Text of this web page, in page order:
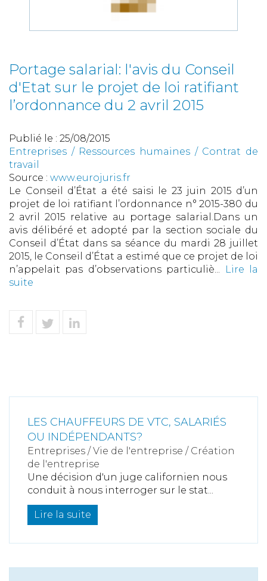
Portage salarial: l'avis du Conseil
d'Etat sur le projet de loi ratifiant
l’ordonnance du 2 avril 2015
Publié le : 25/08/2015
Entreprises / Ressources humaines / Contrat de
travail
Source : www.eurojuris.fr
Le Conseil d’État a été saisi le 23 juin 2015 d’un
projet de loi ratifiant l’ordonnance n° 2015-380 du
2 avril 2015 relative au portage salarial.Dans un
avis délibéré et adopté par la section sociale du
Conseil d’État dans sa séance du mardi 28 juillet
2015, le Conseil d’État a estimé que ce projet de loi
n’appelait pas d’observations particuliè...
Lire la
suite
LES CHAUFFEURS DE VTC, SALARIÉS
OU INDÉPENDANTS?
Entreprises /Vie de l'entreprise / Création
de l'entreprise
Une décision d'un juge californien nous
conduit à nous interroger sur le stat...
Lire la suite